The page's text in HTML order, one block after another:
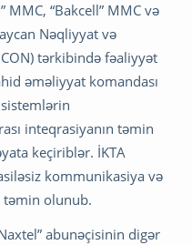
“Bakcell” MMC və
Nəqliyyat və
tərkibində fəaliyyət
əməliyyat komandası
inteqrasiyanın təmin
keçiriblər. İKTA
kommunikasiya və
olunub.
abunəçisinin digər